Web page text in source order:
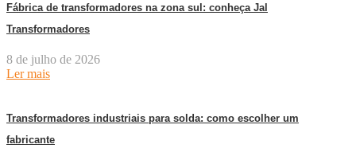
Fábrica de transformadores na zona sul: conheça Jal
Transformadores
8 de julho de 2026
Ler mais
Transformadores industriais para solda: como escolher um
fabricante